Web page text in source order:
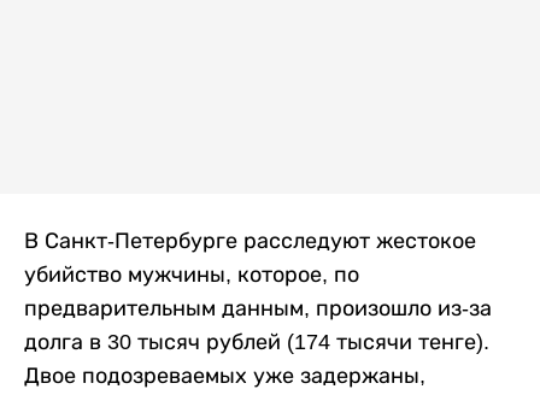
В Санкт-Петербурге расследуют жестокое
убийство мужчины, которое, по
предварительным данным, произошло из-за
долга в 30 тысяч рублей (174 тысячи тенге).
Двое подозреваемых уже задержаны,